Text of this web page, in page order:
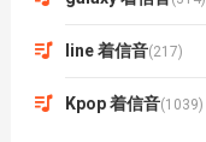
line 着信音(217)
Kpop 着信音(1039)